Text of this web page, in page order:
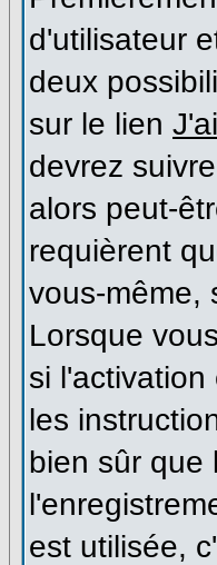
d'utilisateur
deux
sur le lien
devrez
alors peut-
requièrent
vous-même,
Lorsque
si
les
bien sûr que
est utilisée,